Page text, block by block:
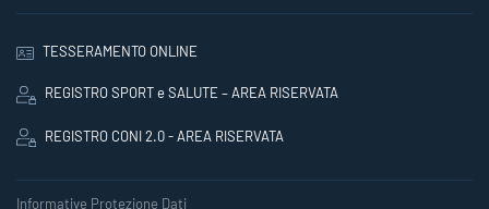
TESSERAMENTO ONLINE
REGISTRO SPORT e SALUTE – AREA RISERVATA
REGISTRO CONI 2.0 - AREA RISERVATA
Informative Protezione Dati